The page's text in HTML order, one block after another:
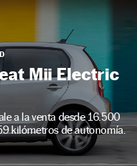
Mii Electric
a la venta desde 16.500
kilómetros de autonomía.